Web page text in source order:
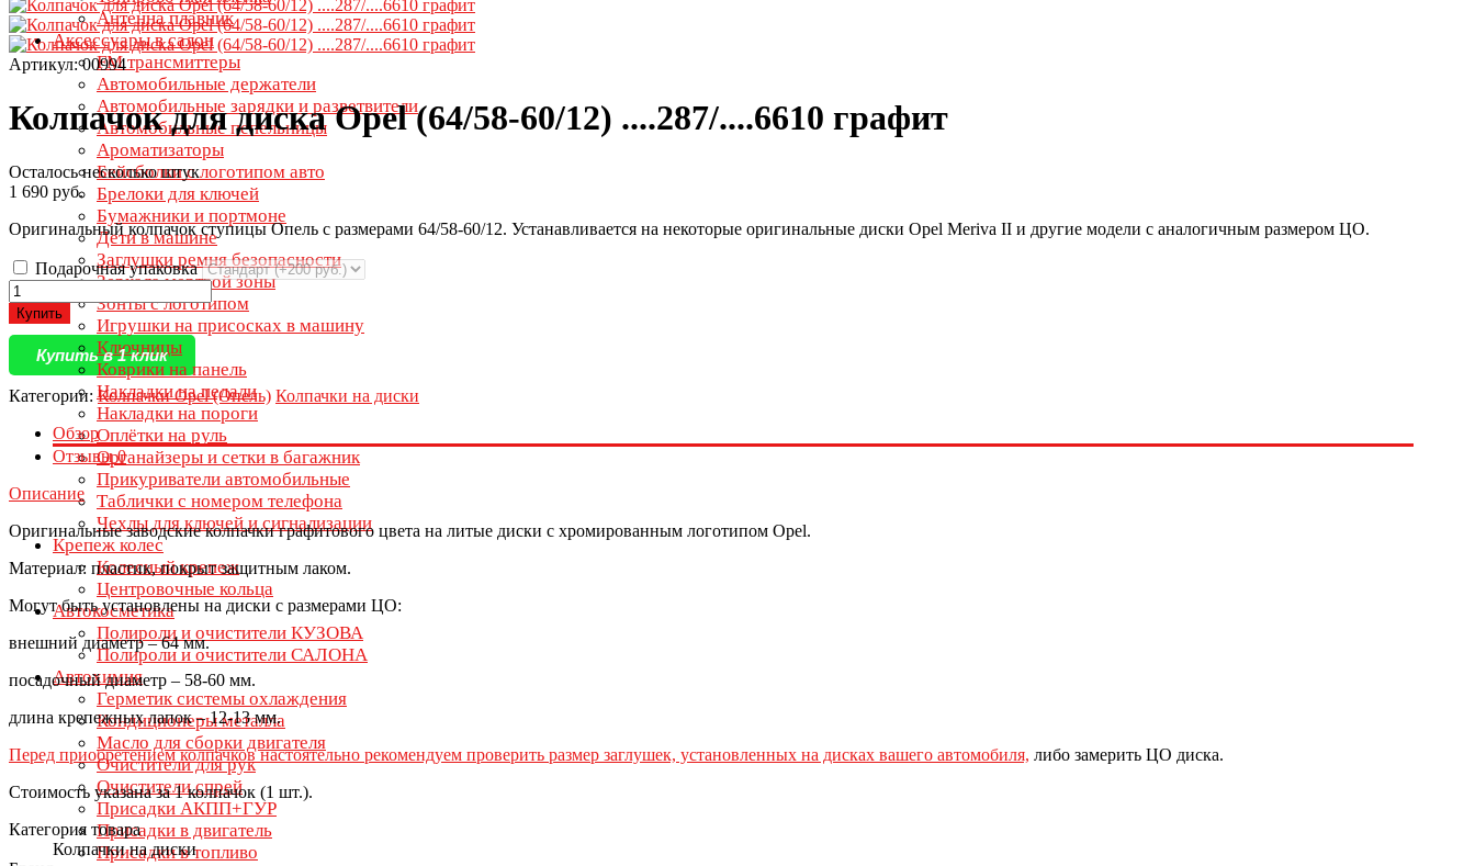
Антенна плавник
Аксессуары в салон
FM трансмиттеры
Автомобильные держатели
Автомобильные зарядки и разветвители
Автомобильные пепельницы
Ароматизаторы
Бейсболки с логотипом авто
Брелоки для ключей
Бумажники и портмоне
Дети в машине
Заглушки ремня безопасности
Зеркала мертвой зоны
Зонты с логотипом
Игрушки на присосках в машину
Ключницы
Коврики на панель
Накладки на педали
Накладки на пороги
Оплётки на руль
Органайзеры и сетки в багажник
Прикуриватели автомобильные
Таблички с номером телефона
Чехлы для ключей и сигнализации
Крепеж колес
Колесный крепеж
Центровочные кольца
Автокосметика
Полироли и очистители КУЗОВА
Полироли и очистители САЛОНА
Автохимия
Герметик системы охлаждения
Кондиционеры металла
Масло для сборки двигателя
Очистители для рук
Очистители спрей
Присадки АКПП+ГУР
Присадки в двигатель
Присадки в топливо
Артикул: 00994
Колпачок для диска Opel (64/58-60/12) ....287/....6610 графит
Осталось несколько штук
1 690 руб.
Оригинальный колпачок ступицы Опель с размерами 64/58-60/12. Устанавливается на некоторые оригинальные диски Opel Meriva II и другие модели с аналогичным размером ЦО.
Подарочная упаковка
Купить
Купить в 1 клик
Категории:Колпачки Opel (Опель) Колпачки на диски
Обзор
Отзывы0
Описание
Оригинальные заводские колпачки графитового цвета на литые диски с хромированным логотипом Opel.
Материал: пластик, покрыт защитным лаком.
Могут быть установлены на диски с размерами ЦО:
внешний диаметр – 64 мм.
посадочный диаметр – 58-60 мм.
длина крепежных лапок – 12-13 мм.
Перед приобретением колпачков настоятельно рекомендуем проверить размер заглушек, установленных на дисках вашего автомобиля, либо замерить ЦО диска.
Стоимость указана за 1 колпачок (1 шт.).
Категория товара
Колпачки на диски